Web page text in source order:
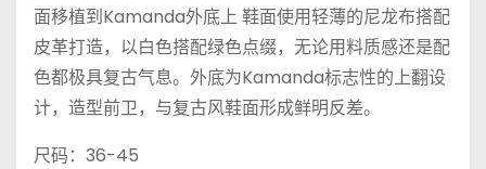
面移植到Kamanda外底上 鞋面使用轻薄的尼龙布搭配
皮革打造，以白色搭配绿色点缀，无论用料质感还是配
色都极具复古气息。外底为Kamanda标志性的上翻设
计，造型前卫，与复古风鞋面形成鲜明反差。
尺码：36-45